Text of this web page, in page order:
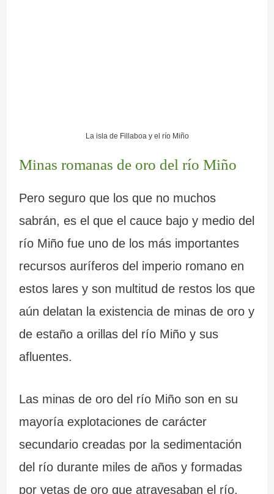
La isla de Fillaboa y el río Miño
Minas romanas de oro del río Miño
Pero seguro que los que no muchos
sabrán, es el que el cauce bajo y medio del
río Miño fue uno de los más importantes
recursos auríferos del imperio romano en
estos lares y son multitud de restos los que
aún delatan la existencia de minas de oro y
de estaño a orillas del río Miño y sus
afluentes.
Las minas de oro del río Miño son en su
mayoría explotaciones de carácter
secundario creadas por la sedimentación
del río durante miles de años y formadas
por vetas de oro que atravesaban el río.